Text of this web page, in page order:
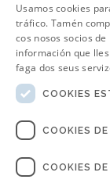
Usamos cookies
tráfico. Tamén
cos nosos socios
información que
faga dos seus
COOKIES
COOKIES
COOKIES DE